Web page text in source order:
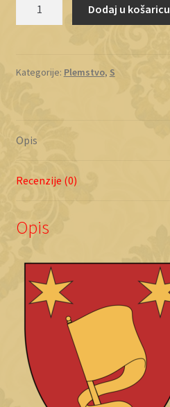
Dodaj u košaricu
Kategorije: Plemstvo, S
Opis
Recenzije (0)
Opis